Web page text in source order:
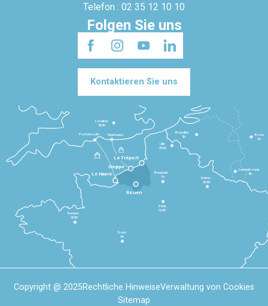
Telefon : 02 35 12 10 10
Folgen Sie uns
Kontaktieren Sie uns
Le Havre
Dieppe
Le Tréport
Rennes
2h30
Tours
3h
Paris
1h30
Beauvais
1h
Reims
2h45
Lille
2h30
Bruxelles
3h
Londres
3h30
Newhaven
Portsmouth
Bonn
5h
Luxembourg
4h
Rouen
Copyright @ 2025Rechtliche HinweiseVerwaltung von Cookies
Sitemap